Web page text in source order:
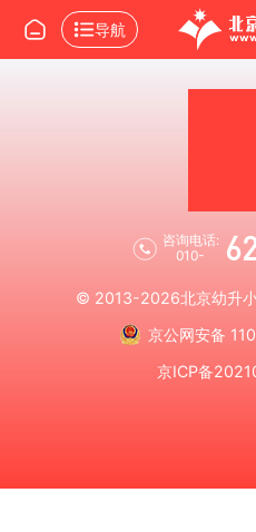
导航
咨询电话:
010-
© 2013-2026北京幼升
京公网安备
京ICP备